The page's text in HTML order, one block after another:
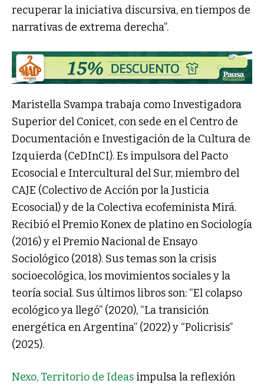
recuperar la iniciativa discursiva, en tiempos de
narrativas de extrema derecha”.
Maristella Svampa trabaja como Investigadora
Superior del Conicet, con sede en el Centro de
Documentación e Investigación de la Cultura de
Izquierda (CeDInCI). Es impulsora del Pacto
Ecosocial e Intercultural del Sur, miembro del
CAJE (Colectivo de Acción por la Justicia
Ecosocial) y de la Colectiva ecofeminista Mirá.
Recibió el Premio Konex de platino en Sociología
(2016) y el Premio Nacional de Ensayo
Sociológico (2018). Sus temas son la crisis
socioecológica, los movimientos sociales y la
teoría social. Sus últimos libros son: “El colapso
ecológico ya llegó” (2020), “La transición
energética en Argentina” (2022) y “Policrisis”
(2025).
Nexo, Territorio de Ideas impulsa la reflexión